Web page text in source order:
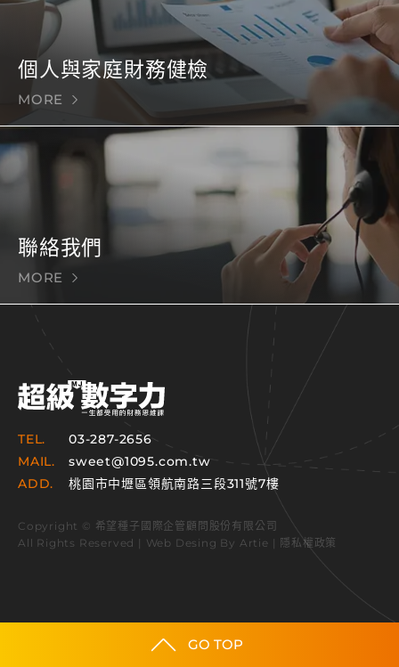
個人與家庭財務健檢
MORE
聯絡我們
MORE
TEL.
03-287-2656
MAIL.
sweet@1095.com.tw
ADD.
桃園市中壢區領航南路三段311號7樓
Copyright © 希望種子國際企管顧問股份有限公司
All Rights Reserved | Web Desing By Artie | 隱私權政策
GO TOP